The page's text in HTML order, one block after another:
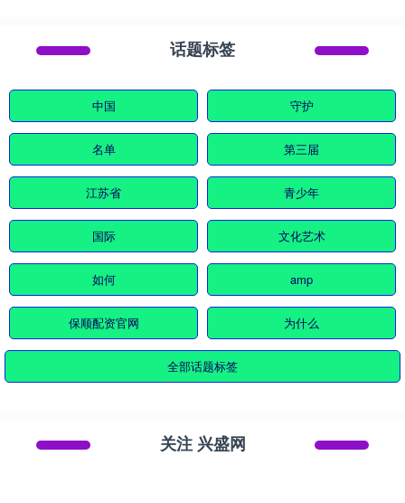
话题标签
中国 守护
名单 第三届
江苏省 青少年
国际 文化艺术
如何 amp
保顺配资官网 为什么
全部话题标签
关注 兴盛网